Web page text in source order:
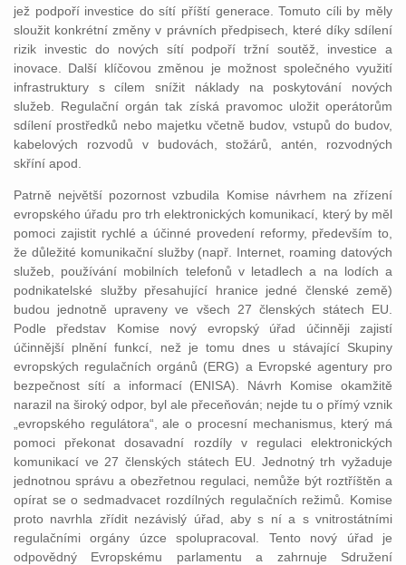
jež podpoří investice do sítí příští generace. Tomuto cíli by měly
sloužit konkrétní změny v právních předpisech, které díky sdílení
rizik investic do nových sítí podpoří tržní soutěž, investice a
inovace. Další klíčovou změnou je možnost společného využití
infrastruktury s cílem snížit náklady na poskytování nových
služeb. Regulační orgán tak získá pravomoc uložit operátorům
sdílení prostředků nebo majetku včetně budov, vstupů do budov,
kabelových rozvodů v budovách, stožárů, antén, rozvodných
skříní apod.
Patrně největší pozornost vzbudila Komise návrhem na zřízení
evropského úřadu pro trh elektronických komunikací, který by měl
pomoci zajistit rychlé a účinné provedení reformy, především to,
že důležité komunikační služby (např. Internet, roaming datových
služeb, používání mobilních telefonů v letadlech a na lodích a
podnikatelské služby přesahující hranice jedné členské země)
budou jednotně upraveny ve všech 27 členských státech EU.
Podle představ Komise nový evropský úřad účinněji zajistí
účinnější plnění funkcí, než je tomu dnes u stávající Skupiny
evropských regulačních orgánů (ERG) a Evropské agentury pro
bezpečnost sítí a informací (ENISA). Návrh Komise okamžitě
narazil na široký odpor, byl ale přeceňován; nejde tu o přímý vznik
„evropského regulátora“, ale o procesní mechanismus, který má
pomoci překonat dosavadní rozdíly v regulaci elektronických
komunikací ve 27 členských státech EU. Jednotný trh vyžaduje
jednotnou správu a obezřetnou regulaci, nemůže být roztříštěn a
opírat se o sedmadvacet rozdílných regulačních režimů. Komise
proto navrhla zřídit nezávislý úřad, aby s ní a s vnitrostátními
regulačními orgány úzce spolupracoval. Tento nový úřad je
odpovědný Evropskému parlamentu a zahrnuje Sdružení